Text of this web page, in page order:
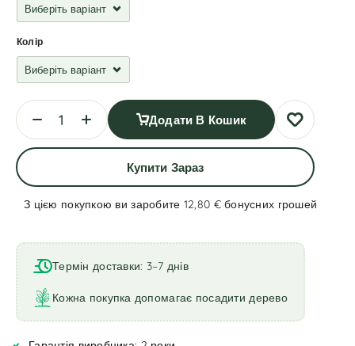
Колір
Додати В Кошик
Купити Зараз
З цією покупкою ви заробите 12,80 €бонусних грошей
l
t
e
r
n
Термін доставки: 3–7 днів
Кожна покупка допомагає посадити дерево